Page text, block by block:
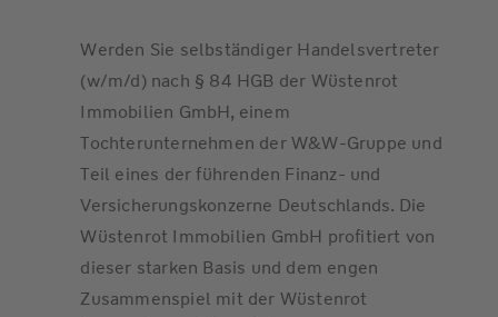
Werden Sie selbständiger Handelsvertreter
(w/m/d) nach § 84 HGB der Wüstenrot
Immobilien GmbH, einem
Tochterunternehmen der W&W-Gruppe und
Teil eines der führenden Finanz- und
Versicherungskonzerne Deutschlands. Die
Wüstenrot Immobilien GmbH profitiert von
dieser starken Basis und dem engen
Zusammenspiel mit der Wüstenrot